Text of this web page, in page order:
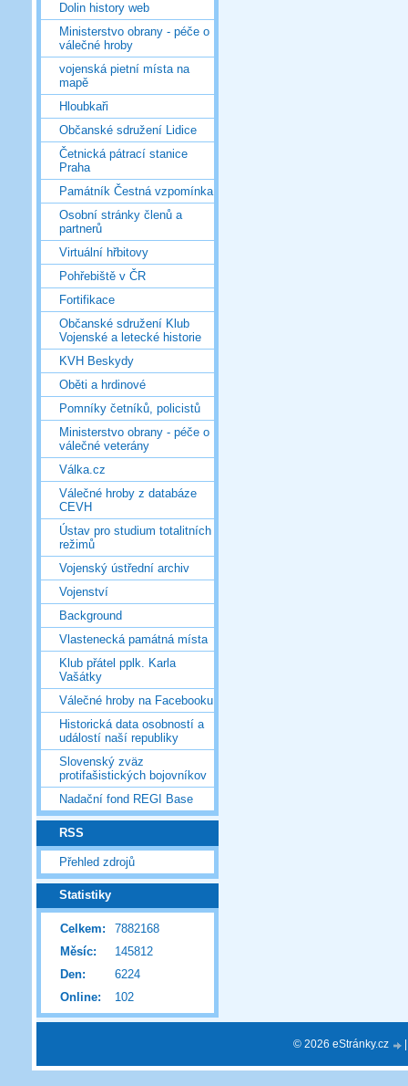
Dolin history web
Ministerstvo obrany - péče o
válečné hroby
vojenská pietní místa na
mapě
Hloubkaři
Občanské sdružení Lidice
Četnická pátrací stanice
Praha
Památník Čestná vzpomínka
Osobní stránky členů a
partnerů
Virtuální hřbitovy
Pohřebiště v ČR
Fortifikace
Občanské sdružení Klub
Vojenské a letecké historie
KVH Beskydy
Oběti a hrdinové
Pomníky četníků, policistů
Ministerstvo obrany - péče o
válečné veterány
Válka.cz
Válečné hroby z databáze
CEVH
Ústav pro studium totalitních
režimů
Vojenský ústřední archiv
Vojenství
Background
Vlastenecká památná místa
Klub přátel pplk. Karla
Vašátky
Válečné hroby na Facebooku
Historická data osobností a
událostí naší republiky
Slovenský zväz
protifašistických bojovníkov
Nadační fond REGI Base
RSS
Přehled zdrojů
Statistiky
Online: 102
Celkem:
7882168
Měsíc:
145812
Den:
6224
© 2026 eStránky.cz